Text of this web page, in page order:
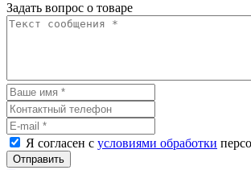
Задать вопрос о товаре
Я согласен с условиями обработки
Отправить